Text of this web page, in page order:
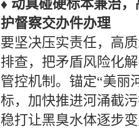
♦ 动真碰硬标本兼治
护督察交办件办理
要坚决压实责任，高
排查，把矛盾风险化
管控机制。锚定“美丽
标，加快推进河涌截
稳打让黑臭水体逐步